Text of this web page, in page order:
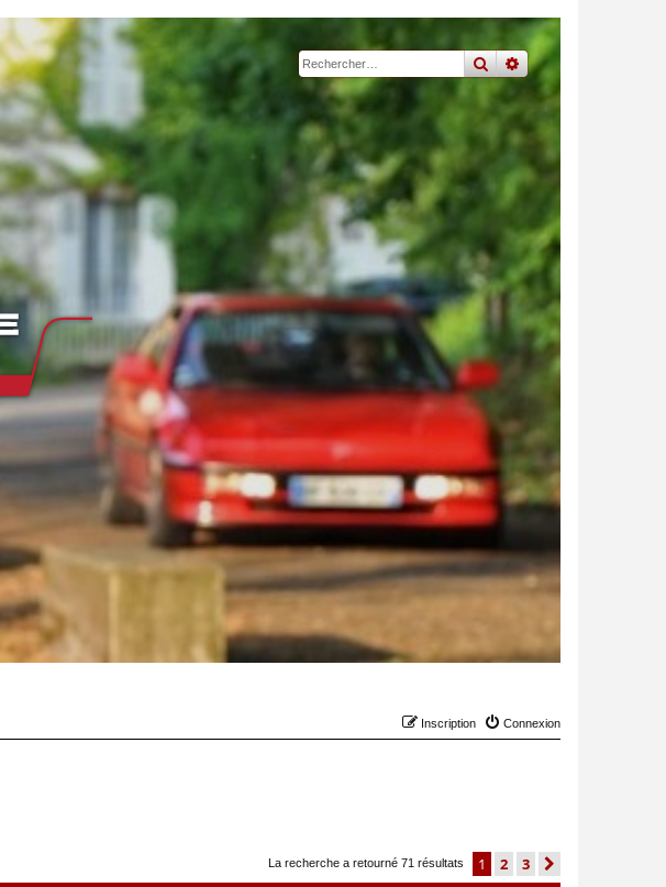
rechercher
recherche
Connexion
Inscription
La recherche a retourné 71 résultats 1 2 3